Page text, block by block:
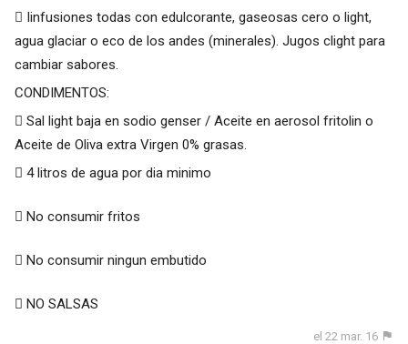
 Iinfusiones todas con edulcorante, gaseosas cero o light,
agua glaciar o eco de los andes (minerales). Jugos clight para
cambiar sabores.
CONDIMENTOS:
 Sal light baja en sodio genser / Aceite en aerosol fritolin o
Aceite de Oliva extra Virgen 0% grasas.
 4 litros de agua por dia minimo
 No consumir fritos
 No consumir ningun embutido
 NO SALSAS
el 22 mar. 16